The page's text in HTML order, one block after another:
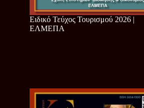
Ειδικό Τεύχος Τουρισμού 2026 |
ΕΛΜΕΠΑ